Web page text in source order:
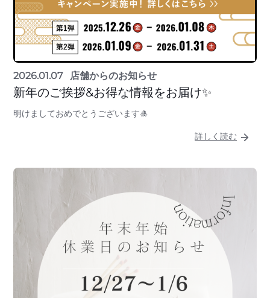
2026.01.07 店舗からのお知らせ
新年のご挨拶&お得な情報をお届け✨
明けましておめでとうございます🎍
詳しく読む